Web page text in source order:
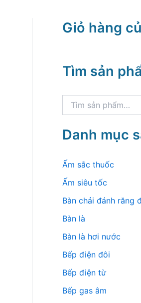
Giỏ hàng
Tìm sản
k
m
:
Danh mục
Ấm sắc thuốc
Ấm siêu tốc
Bàn chải đánh răng
Bàn là
Bàn là hơi nước
Bếp điện đôi
Bếp điện từ
Bếp gas âm